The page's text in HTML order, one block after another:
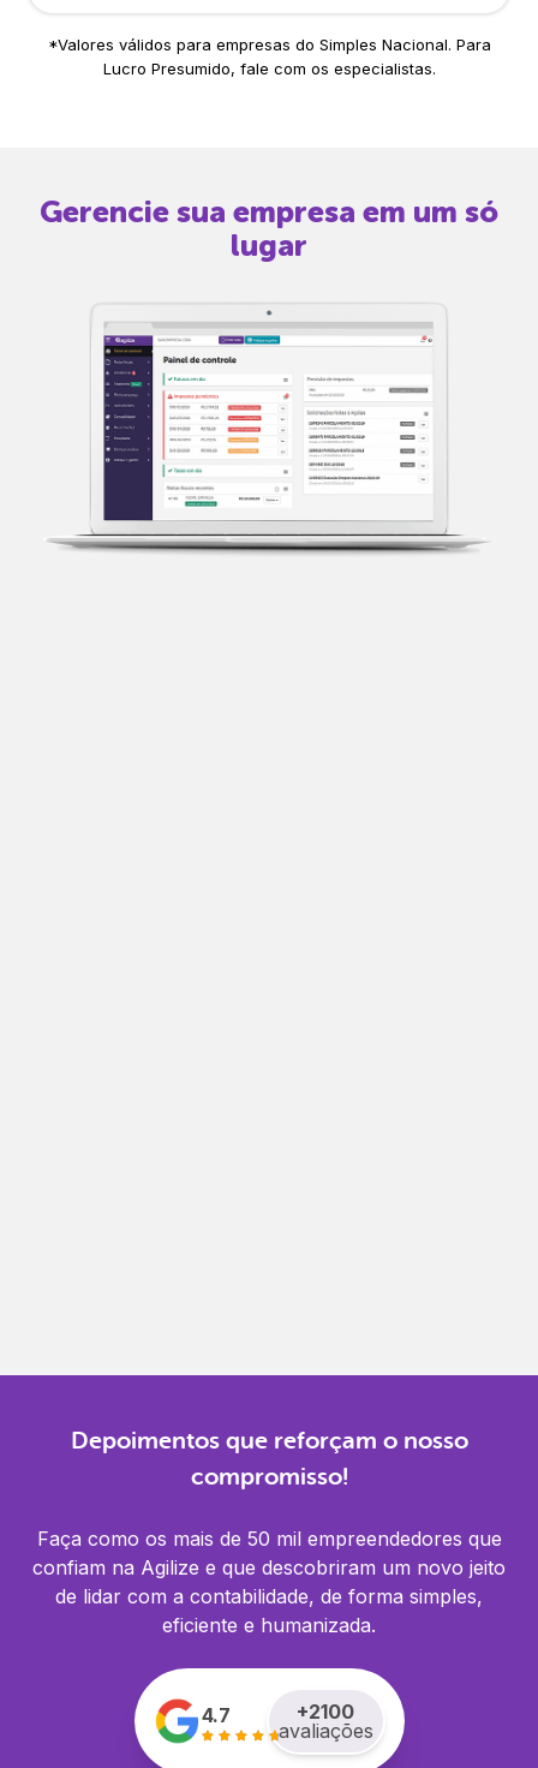
*Valores válidos para empresas do Simples Nacional. Para
Lucro Presumido, fale com os especialistas.
Gerencie sua empresa em um só
lugar
Depoimentos que reforçam o nosso
compromisso!
Faça como os mais de 50 mil empreendedores que
confiam na Agilize e que descobriram um novo jeito
de lidar com a contabilidade, de forma simples,
eficiente e humanizada.
4.7 +2100
avaliações